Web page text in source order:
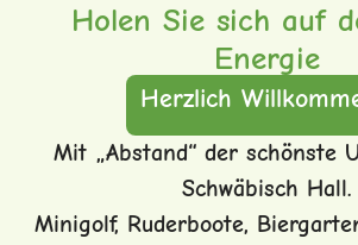
Holen Sie sich auf
Energie
Herzlich
Mit „Abstand“ der schönste
Schwäbisch Hall.
Minigolf, Ruderboote,